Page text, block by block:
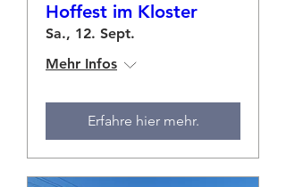
Hoffest im Kloster
Sa., 12. Sept.
Mehr Infos
Erfahre hier mehr.